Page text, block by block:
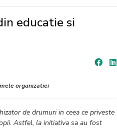
educatie si
organizatiei
de drumuri in ceea ce priveste
Astfel, la initiativa sa au fost